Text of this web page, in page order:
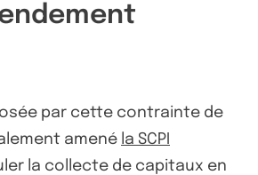
par cette contrainte de
amené la SCPI
la collecte de capitaux en